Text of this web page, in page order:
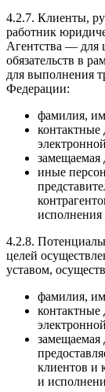
4.2.7. Клиенты,
работник
Агентства — для
обязательств в
для выполнения
Федерации:
фамилия,
контактные
замещаемая
иные
исполнения
4.2.8.
целей
уставом,
фамилия,
контактные
клиентов и
и